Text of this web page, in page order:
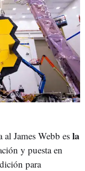
James Webb es la
y puesta en
para